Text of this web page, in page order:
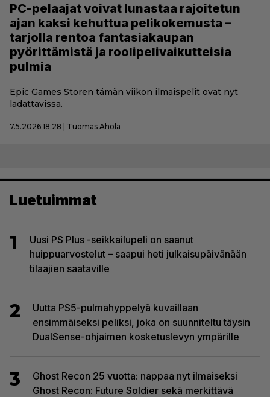
PC-pelaajat voivat lunastaa rajoitetun
ajan kaksi kehuttua pelikokemusta –
tarjolla rentoa fantasiakaupan
pyörittämistä ja roolipelivaikutteisia
pulmia
Epic Games Storen tämän viikon ilmaispelit ovat nyt
ladattavissa.
7.5.2026 18:28 | Tuomas Ahola
Luetuimmat
1
Uusi PS Plus -seikkailupeli on saanut
huippuarvostelut – saapui heti julkaisupäivänään
tilaajien saataville
2
Uutta PS5-pulmahyppelyä kuvaillaan
ensimmäiseksi peliksi, joka on suunniteltu täysin
DualSense-ohjaimen kosketuslevyn ympärille
3
Ghost Recon 25 vuotta: nappaa nyt ilmaiseksi
Ghost Recon: Future Soldier sekä merkittävä